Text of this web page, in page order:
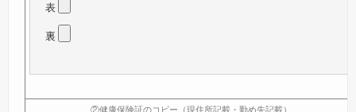
表
裏
②健康保険証のコピー（現住所記載・勤め先記載）